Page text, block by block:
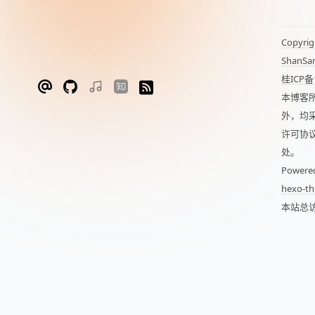
桂ICP
本博客
外，均
许可协
处。
hexo-
本站总